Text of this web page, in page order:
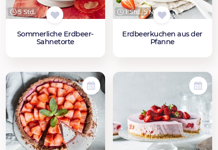
5 Std.
Sommerliche Erdbeer-
Sahnetorte
1 Std. 5 Min.
Erdbeerkuchen aus der
Pfanne